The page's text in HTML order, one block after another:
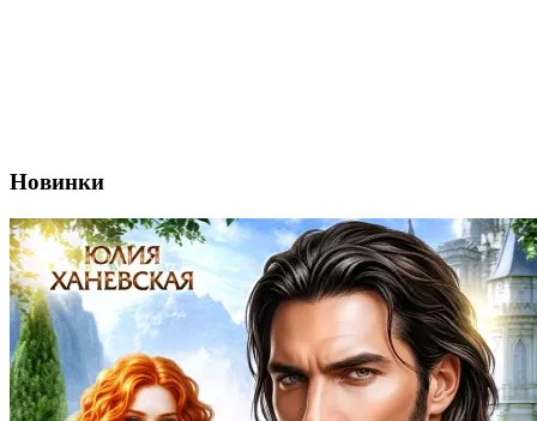
Новинки